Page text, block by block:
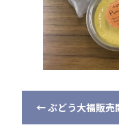
←ぶどう大福販売